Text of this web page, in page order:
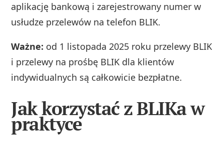
aplikację bankową i zarejestrowany numer w
usłudze przelewów na telefon BLIK.
Ważne: od 1 listopada 2025 roku przelewy BLIK
i przelewy na prośbę BLIK dla klientów
indywidualnych są całkowicie bezpłatne.
Jak korzystać z BLIKa w
praktyce